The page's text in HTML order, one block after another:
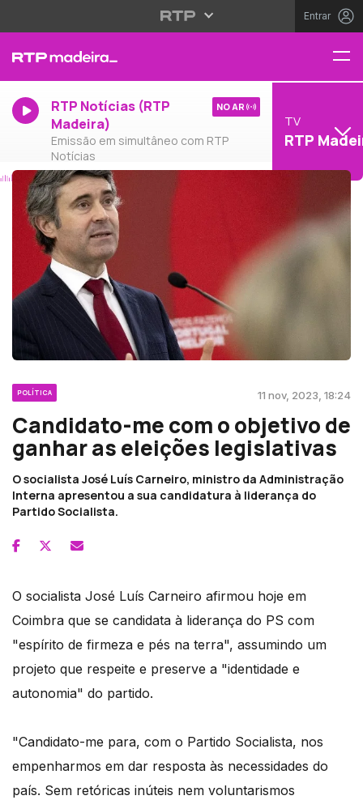
Entrar
RTP Notícias (RTP
Madeira)
Emissão em simultâneo com RTP
Notícias
NO AR
TV
RTP
POLÍTICA 11 nov, 2023, 18:24
Candidato-me com o objetivo de
ganhar as eleições legislativas
O socialista José Luís Carneiro, ministro da Administração
Interna apresentou a sua candidatura à liderança do
Partido Socialista.
O socialista José Luís Carneiro afirmou hoje em
Coimbra que se candidata à liderança do PS com
"espírito de firmeza e pés na terra", assumindo um
projeto que respeite e preserve a "identidade e
autonomia" do partido.
"Candidato-me para, com o Partido Socialista, nos
empenharmos em dar resposta às necessidades do
país. Sem retóricas inúteis nem voluntarismos